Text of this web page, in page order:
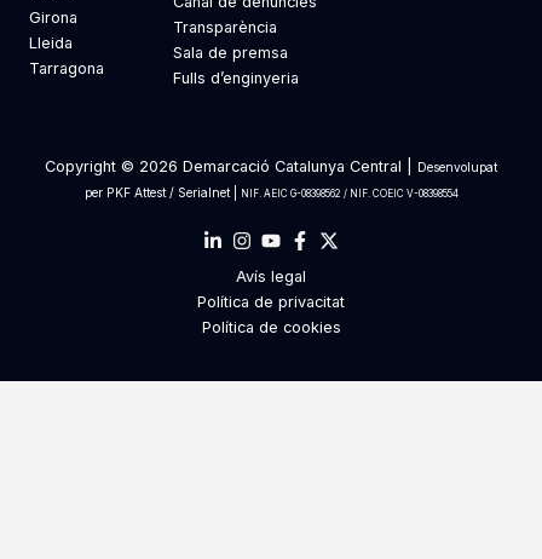
Girona
Lleida
Tarragona
Transparència
Sala de premsa
Fulls d’enginyeria
Copyright © 2026 Demarcació Catalunya Central |
Desenvolupat
per PKF Attest/ Serialnet| NIF. AEIC G-08398562 / NIF. COEIC V-08398554
Avís legal
Política de privacitat
Política de cookies